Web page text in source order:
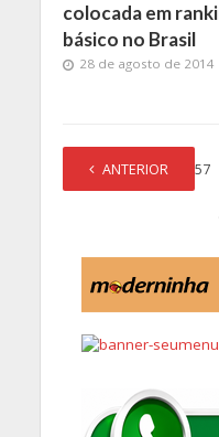
colocada em
básico no Brasil
28 de agosto de 2014
ANTERIOR
1 … 157